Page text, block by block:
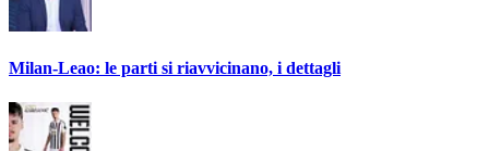
Milan-Leao: le parti si riavvicinano, i dettagli